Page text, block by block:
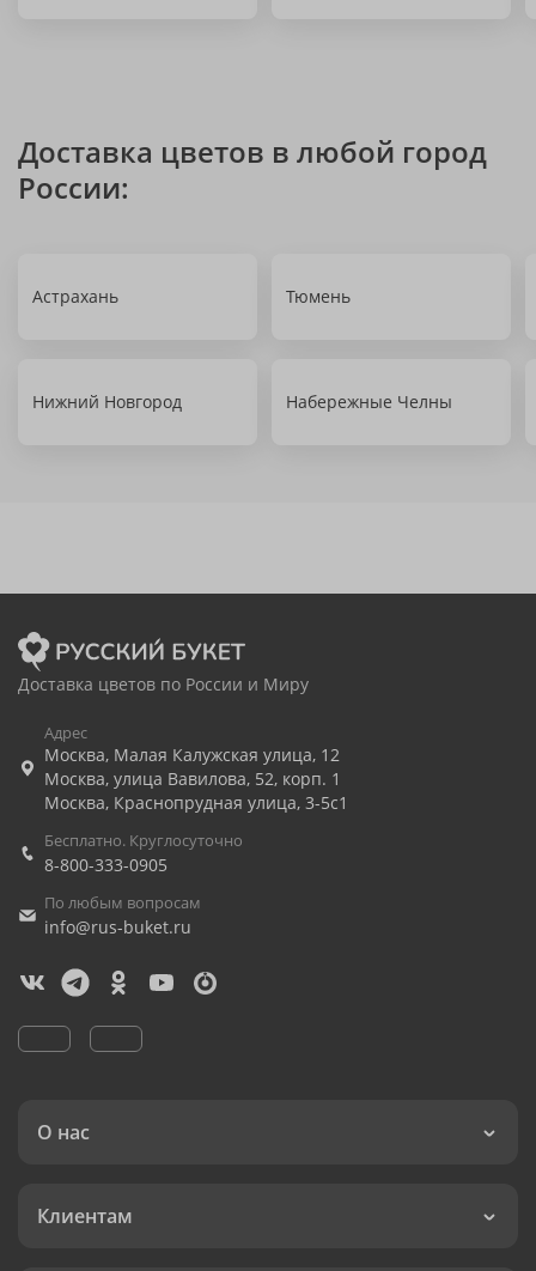
Доставка цветов в любой город
России:
Астрахань Тюмень
Нижний Новгород Набережные Челны
Доставка цветов по России и Миру
Адрес
Москва, Малая Калужская улица, 12
Москва, улица Вавилова, 52, корп. 1
Москва, Краснопрудная улица, 3-5с1
Бесплатно. Круглосуточно
8-800-333-0905
По любым вопросам
info@rus-buket.ru
О нас
Клиентам